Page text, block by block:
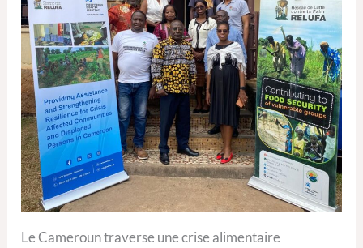
Le Cameroun traverse une crise alimentaire